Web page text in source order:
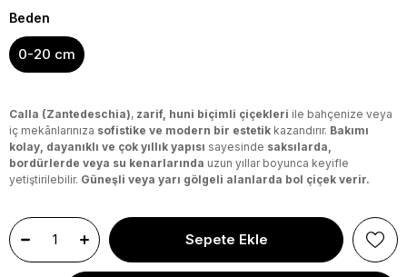
Beden
0-20 cm
Calla (Zantedeschia), zarif, huni biçimli çiçekleri ile bahçenize veya
iç mekânlarınıza sofistike ve modern bir estetik kazandırır. Bakımı
kolay, dayanıklı ve çok yıllık yapısı sayesinde saksılarda,
bordürlerde veya su kenarlarında uzun yıllar boyunca keyifle
yetiştirilebilir. Güneşli veya yarı gölgeli alanlarda bol çiçek verir.